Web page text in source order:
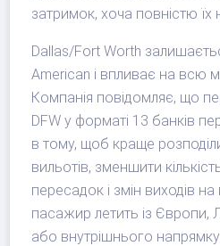
затримок, хоча повністю їх
Dallas/Fort Worth
American і впливає на всю
Компанія повідомляє, що
DFW у форматі 13 банків
в тому, щоб краще
вильотів, зменшити
пересадок і змін виходів
пасажир летить із Європи,
або внутрішнього